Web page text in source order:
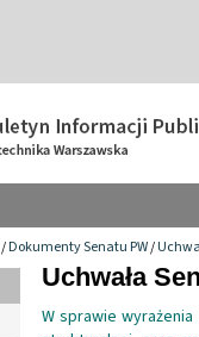
/Dokumenty Senatu PW/
Uchwała
W sprawie